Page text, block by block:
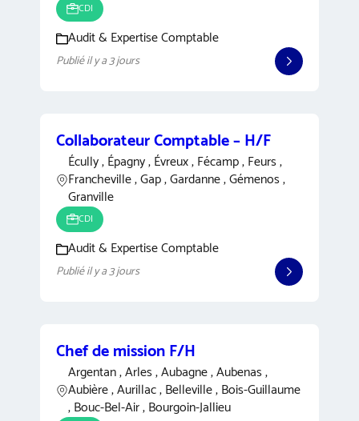
CDI
Audit & Expertise Comptable
Publié il y a 3 jours
Collaborateur Comptable – H/F
Écully , Épagny , Évreux , Fécamp , Feurs ,
Francheville , Gap , Gardanne , Gémenos ,
Granville
CDI
Audit & Expertise Comptable
Publié il y a 3 jours
Chef de mission F/H
Argentan , Arles , Aubagne , Aubenas ,
Aubière , Aurillac , Belleville , Bois-Guillaume
, Bouc-Bel-Air , Bourgoin-Jallieu